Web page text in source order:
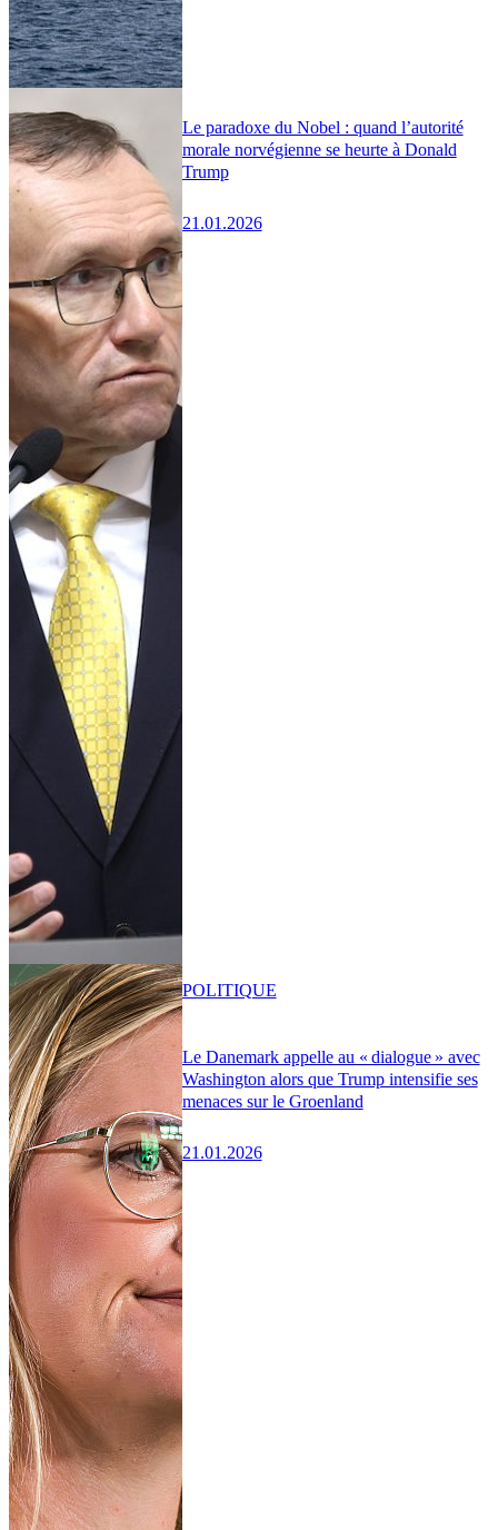
Le paradoxe du Nobel : quand l’autorité
morale norvégienne se heurte à Donald
Trump
21.01.2026
Le Danemark appelle au « dialogue » avec
Washington alors que Trump intensifie ses
menaces sur le Groenland
21.01.2026
POLITIQUE